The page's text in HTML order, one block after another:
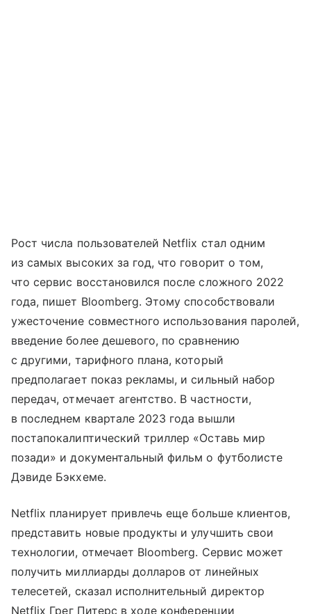
Рост числа пользователей Netflix стал одним
из самых высоких за год, что говорит о том,
что сервис восстановился после сложного 2022
года, пишет Bloomberg. Этому способствовали
ужесточение совместного использования паролей,
введение более дешевого, по сравнению
с другими, тарифного плана, который
предполагает показ рекламы, и сильный набор
передач, отмечает агентство. В частности,
в последнем квартале 2023 года вышли
постапокалиптический триллер «Оставь мир
позади» и документальный фильм о футболисте
Дэвиде Бэкхеме.
Netflix планирует привлечь еще больше клиентов,
представить новые продукты и улучшить свои
технологии, отмечает Bloomberg. Сервис может
получить миллиарды долларов от линейных
телесетей, сказал исполнительный директор
Netflix Грег Питерс в ходе конференции